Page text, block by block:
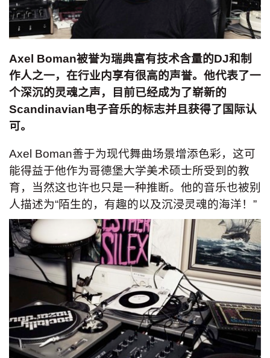
Axel Boman被誉为瑞典富有技术含量的DJ和制
作人之一，在行业内享有很高的声誉。他代表了一
个深沉的灵魂之声，目前已经成为了崭新的
Scandinavian电子音乐的标志并且获得了国际认
可。
Axel Boman善于为现代舞曲场景增添色彩，这可
能得益于他作为哥德堡大学美术硕士所受到的教
育，当然这也许也只是一种推断。他的音乐也被别
人描述为“陌生的，有趣的以及沉浸灵魂的海洋！”